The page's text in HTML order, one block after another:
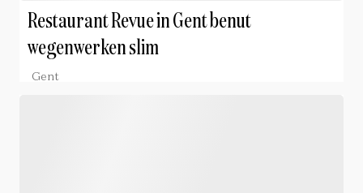
Restaurant Revue in Gent benut
wegenwerken slim
Gent